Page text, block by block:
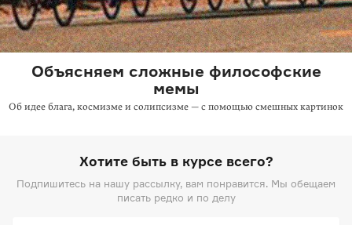
Объясняем сложные философские
мемы
Об идее блага, космизме и солипсизме — с помощью смешных картинок
Хотите быть в курсе всего?
Подпишитесь на нашу рассылку, вам понравится. Мы обещаем
писать редко и по делу